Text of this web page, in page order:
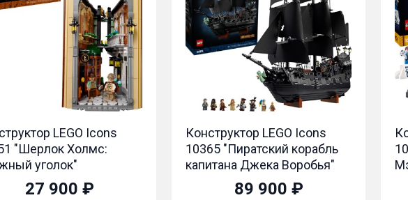
LEGO Icons
"Шерлок Холмс:
уголок"
27 900 ₽
Конструктор LEGO Icons
10365 "Пиратский корабль
капитана Джека Воробья"
89 900 ₽